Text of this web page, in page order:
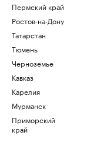
Пермский край
Ростов-на-Дону
Татарстан
Тюмень
Черноземье
Кавказ
Карелия
Мурманск
Приморский
край